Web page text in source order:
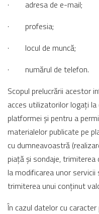
· adresa de e-mail;
· profesia;
· locul de muncă;
· numărul de telefon.
Scopul prelucrării acestor
acces utilizatorilor logați
platformei și pentru a
materialelor publicate pe
cu dumneavoastră
piață și sondaje,
la modificarea unor
trimiterea unui conținut
În cazul datelor cu